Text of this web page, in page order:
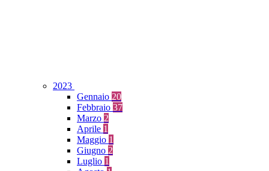
2023
Gennaio 20
Febbraio 37
Marzo 2
Aprile 1
Maggio 1
Giugno 2
Luglio 1